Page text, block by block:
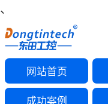
、
网站首页
成功案例